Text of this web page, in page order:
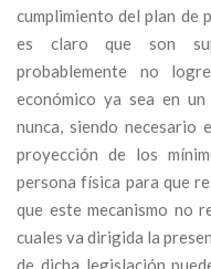
cumplimiento del plan de
es claro que son
probablemente no
económico ya sea en
nunca, siendo
proyección de los
persona física para que
que este mecanismo no
cuales va dirigida la
de dicha legislación